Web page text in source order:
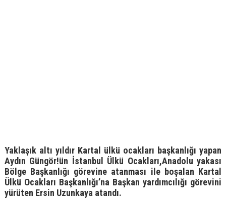
Yaklaşık altı yıldır Kartal ülkü ocakları başkanlığı yapan
Aydın Güngör!ün İstanbul Ülkü Ocakları,Anadolu yakası
Bölge Başkanlığı görevine atanması ile boşalan Kartal
Ülkü Ocakları Başkanlığı’na Başkan yardımcılığı görevini
yürüten Ersin Uzunkaya atandı.